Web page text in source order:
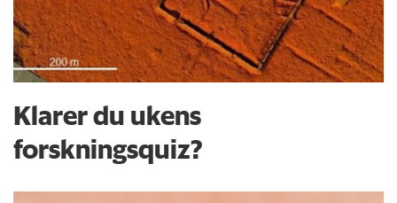
Klarer du ukens
forskningsquiz?